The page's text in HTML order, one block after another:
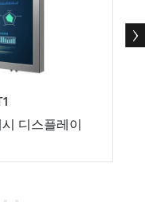
디스플레이